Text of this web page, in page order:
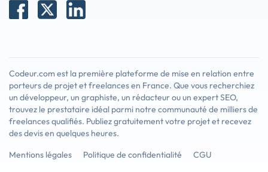
Codeur.com est la première plateforme de mise en relation entre
porteurs de projet et freelances en France. Que vous recherchiez
un développeur, un graphiste, un rédacteur ou un expert SEO,
trouvez le prestataire idéal parmi notre communauté de milliers de
freelances qualifiés. Publiez gratuitement votre projet et recevez
des devis en quelques heures.
Mentions légales
Politique de confidentialité
CGU